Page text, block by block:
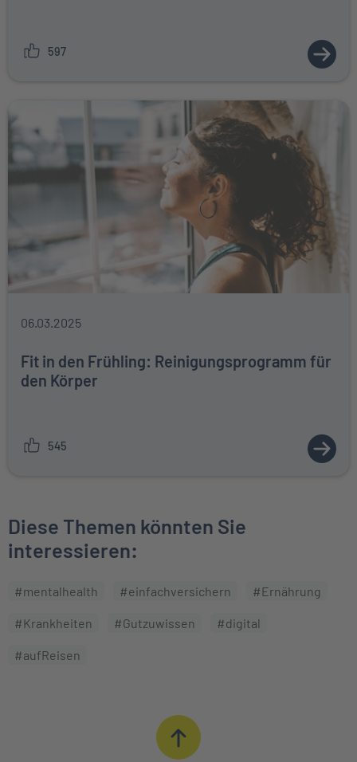
597
ZUM
06.03.2025
Fit in den Frühling: Reinigungsprogramm für
den Körper
545
ZUM
Diese Themen könnten Sie
interessieren:
#mentalhealth #einfachversichern #Ernährung
#Krankheiten #Gutzuwissen #digital
#aufReisen